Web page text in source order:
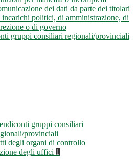
dei dati da parte dei titolari
incarichi politici, di amministrazione, di
o di governo
gruppi consiliari regionali/provinciali
gruppi consiliari
provinciali
degli organi di controllo
degli uffici 1